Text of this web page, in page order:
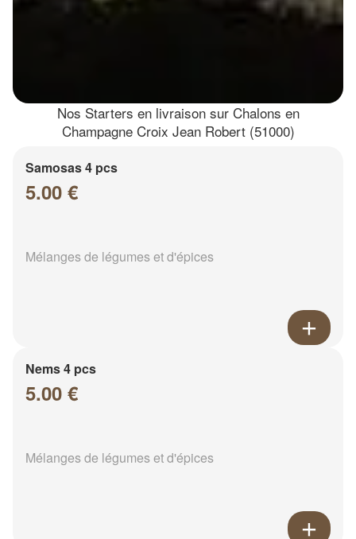
Nos Starters en livraison sur Chalons en
Champagne Croix Jean Robert (51000)
Samosas 4 pcs
5.00 €
Mélanges de légumes et d'épices
Nems 4 pcs
5.00 €
Mélanges de légumes et d'épices